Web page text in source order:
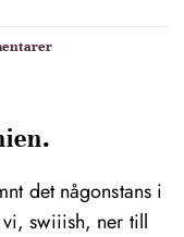
det någonstans i
swiiish, ner till